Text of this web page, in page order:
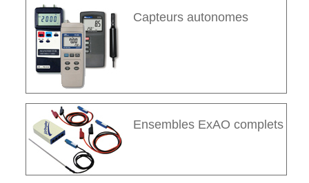
Capteurs autonomes
Ensembles ExAO complets